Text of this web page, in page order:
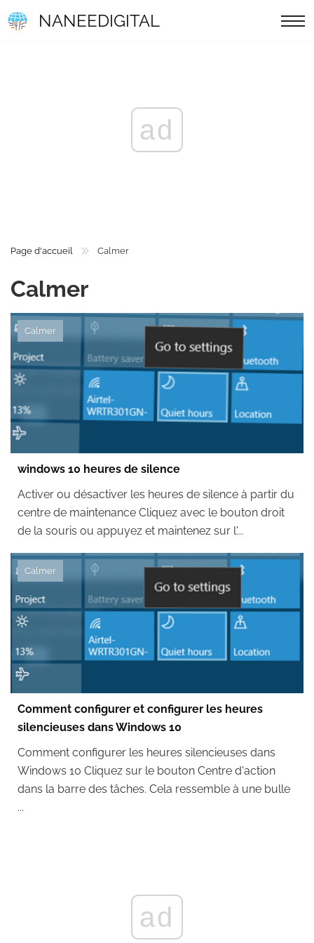
NANEEDIGITAL
ad
Page d'accueil Calmer
Calmer
Calmer
windows 10 heures de silence
Activer ou désactiver les heures de silence à partir du
centre de maintenance Cliquez avec le bouton droit
de la souris ou appuyez et maintenez sur l'...
Calmer
Comment configurer et configurer les heures
silencieuses dans Windows 10
Comment configurer les heures silencieuses dans
Windows 10 Cliquez sur le bouton Centre d'action
dans la barre des tâches. Cela ressemble à une bulle
...
ad